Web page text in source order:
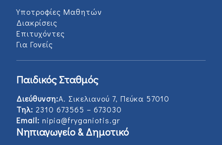
Υποτροφίες Μαθητών
Διακρίσεις
Επιτυχόντες
Για Γονείς
Παιδικός Σταθμός
Διεύθυνση:Α. Σικελιανού 7, Πεύκα 57010
Τηλ: 2310 673565 – 673030
Email: nipia@fryganiotis.gr
Νηπιαγωγείο & Δημοτικό